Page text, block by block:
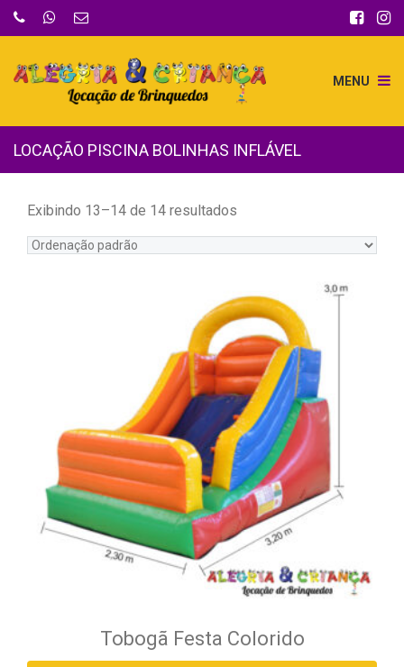
MENU
LOCAÇÃO PISCINA BOLINHAS INFLÁVEL
Exibindo 13–14 de 14 resultados
Tobogã Festa Colorido